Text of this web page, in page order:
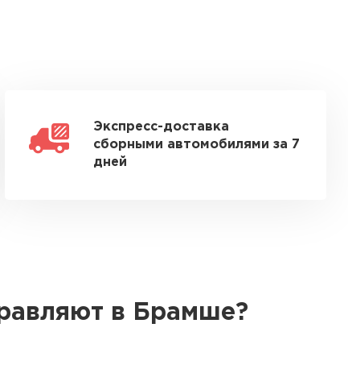
Экспресс-доставка
сборными автомобилями за 7
дней
в Брамше?